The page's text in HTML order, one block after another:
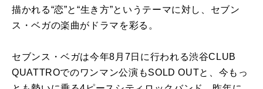
描かれる“恋”と“生き方”というテーマに対し、セブン
ス・ベガの楽曲がドラマを彩る。
セブンス・ベガは今年8月7日に行われる渋谷CLUB
QUATTROでのワンマン公演もSOLD OUTと、今もっ